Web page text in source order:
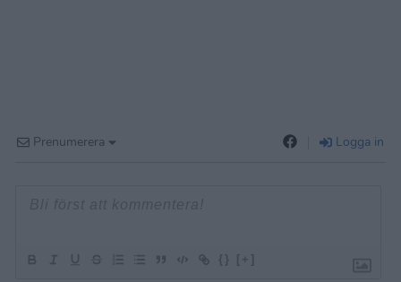
Prenumerera Logga in
{} [+]